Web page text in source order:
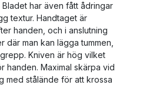
har även fått ådringar
textur. Handtaget är
handen, och i anslutning
där man kan lägga tummen,
Kniven är hög vilket
handen. Maximal skärpa vid
med stålände för att krossa